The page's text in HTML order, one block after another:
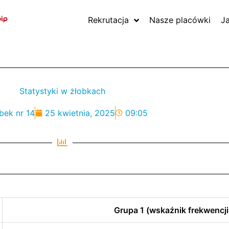
Rekrutacja Nasze placówki
Statystyki w żłobkach
nr 14 25 kwietnia, 2025 09:05
Grupa 1 (wskaźnik